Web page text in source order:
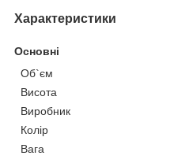
Характеристики
Основні
Об`єм
Висота
Виробник
Колір
Вага